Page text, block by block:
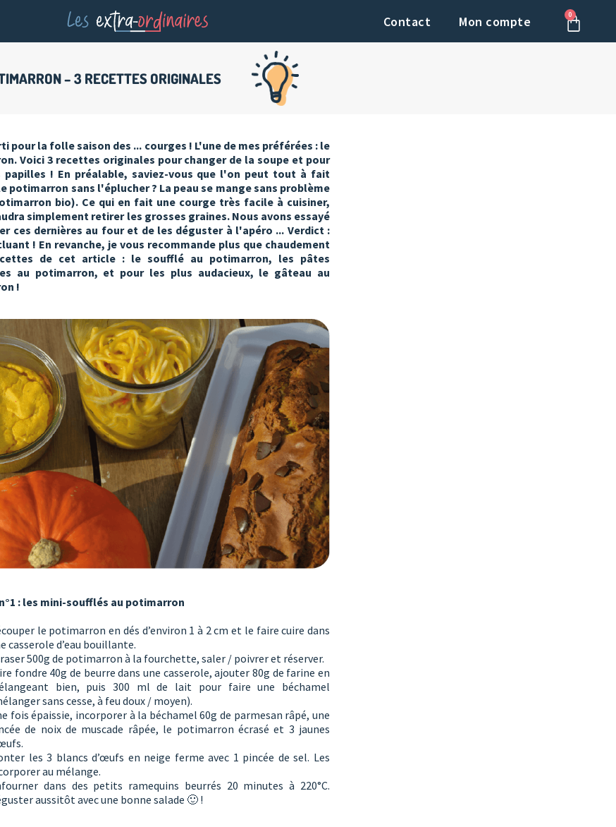
Contact Mon compte 0
Panier
– 3 RECETTES ORIGINALES
pour la folle saison des ... courges ! L'une de mes préférées : le
Voici 3 recettes originales pour changer de la soupe et pour
papilles ! En préalable, saviez-vous que l'on peut tout à fait
potimarron sans l'éplucher ? La peau se mange sans problème
bio). Ce qui en fait une courge très facile à cuisiner,
simplement retirer les grosses graines. Nous avons essayé
ces dernières au four et de les déguster à l'apéro ... Verdict :
! En revanche, je vous recommande plus que chaudement
de cet article : le soufflé au potimarron, les pâtes
au potimarron, et pour les plus audacieux, le gâteau au
!
: les mini-soufflés au potimarron
le potimarron en dés d’environ 1 à 2 cm et le faire cuire dans
casserole d’eau bouillante.
500g de potimarron à la fourchette, saler / poivrer et réserver.
fondre 40g de beurre dans une casserole, ajouter 80g de farine en
bien, puis 300 ml de lait pour faire une béchamel
sans cesse, à feu doux / moyen).
fois épaissie, incorporer à la béchamel 60g de parmesan râpé, une
de noix de muscade râpée, le potimarron écrasé et 3 jaunes
les 3 blancs d’œufs en neige ferme avec 1 pincée de sel. Les
au mélange.
dans des petits ramequins beurrés 20 minutes à 220°C.
aussitôt avec une bonne salade 🙂 !